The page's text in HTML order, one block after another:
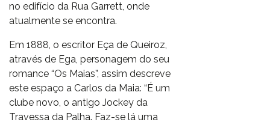
no edifício da Rua Garrett, onde
atualmente se encontra.
Em 1888, o escritor Eça de Queiroz,
através de Ega, personagem do seu
romance “Os Maias”, assim descreve
este espaço a Carlos da Maia: “É um
clube novo, o antigo Jockey da
Travessa da Palha. Faz-se lá uma